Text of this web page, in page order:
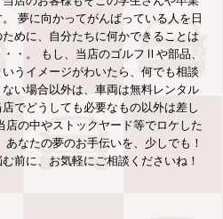
夢に向かってがんばっている人を日
めに、自分たちに何かできることは
・。 もし、当店のゴルフⅡや部品、
うイメージがわいたら、何でも相談
い場合以外は、車両は無料レンタル
でどうしても必要なもの以外は差し
の中やストックヤード等でロケした
なたの夢のお手伝いを、少しでも！
前に、お気軽にご相談くださいね！